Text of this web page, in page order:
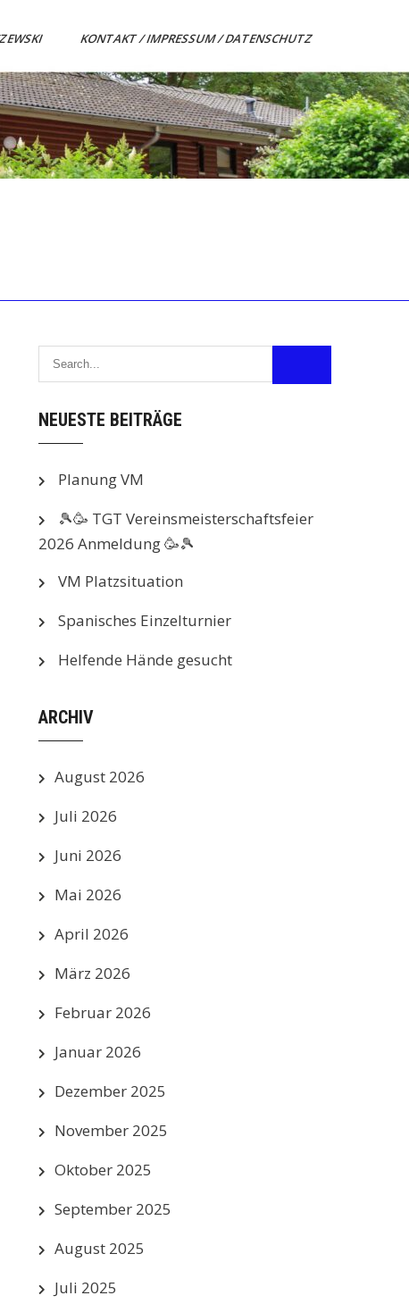
KONTAKT / IMPRESSUM / DATENSCHUTZ
NEUESTE BEITRÄGE
Planung VM
🎾🥳 TGT Vereinsmeisterschaftsfeier
2026 Anmeldung 🥳🎾
VM Platzsituation
Spanisches Einzelturnier
Helfende Hände gesucht
ARCHIV
August 2026
Juli 2026
Juni 2026
Mai 2026
April 2026
März 2026
Februar 2026
Januar 2026
Dezember 2025
November 2025
Oktober 2025
September 2025
August 2025
Juli 2025